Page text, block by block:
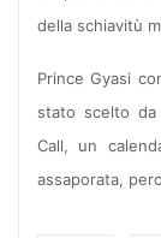
della schiavitù
Prince Gyasi
stato scelto da
Call, un
assaporata,